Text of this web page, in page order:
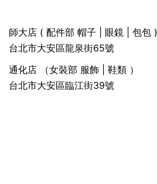
師大店 ( 配件部 帽子 | 眼鏡 | 包包 )
台北市大安區龍泉街65號
通化店 （女裝部 服飾 | 鞋類 ）
台北市大安區臨江街39號